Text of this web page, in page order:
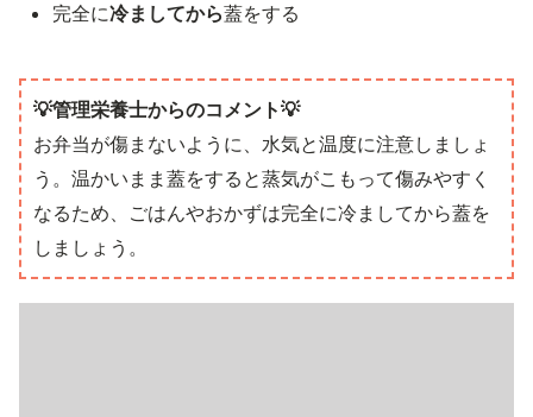
完全に冷ましてから蓋をする
💡管理栄養士からのコメント💡
お弁当が傷まないように、水気と温度に注意しましょ
う。温かいまま蓋をすると蒸気がこもって傷みやすく
なるため、ごはんやおかずは完全に冷ましてから蓋を
しましょう。